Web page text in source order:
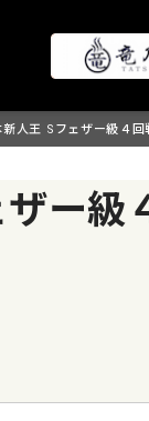
新人王 Sフェザー級４回
ー級